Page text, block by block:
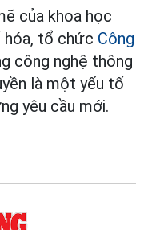
của khoa học
hóa, tổ chức Công
công nghệ thông
là một yếu tố
yêu cầu mới.